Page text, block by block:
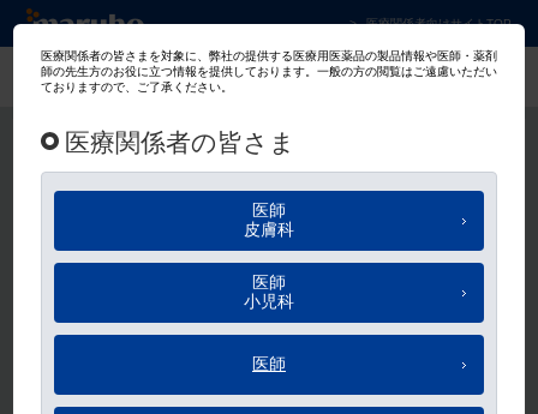
マルホ株式会社 皮膚科学領域での卓越した
医療関係者向けサイトTOP
マルホ会員
ログイン
メールアドレス、パスワードのご入力をお願いします。
メールアドレス